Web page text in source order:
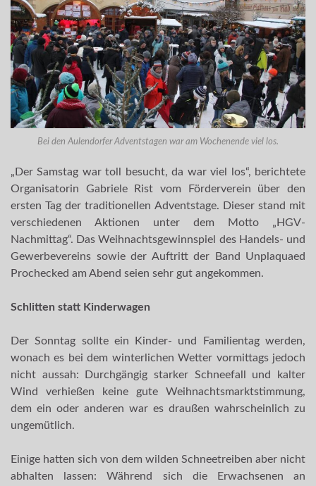
Bei den Aulendorfer Adventstagen war am Wochenende viel los.
„Der Samstag war toll besucht, da war viel los“, berichtete
Organisatorin Gabriele Rist vom Förderverein über den
ersten Tag der traditionellen Adventstage. Dieser stand mit
verschiedenen Aktionen unter dem Motto „HGV-
Nachmittag“. Das Weihnachtsgewinnspiel des Handels- und
Gewerbevereins sowie der Auftritt der Band Unplaquaed
Prochecked am Abend seien sehr gut angekommen.
Schlitten statt Kinderwagen
Der Sonntag sollte ein Kinder- und Familientag werden,
wonach es bei dem winterlichen Wetter vormittags jedoch
nicht aussah: Durchgängig starker Schneefall und kalter
Wind verhießen keine gute Weihnachtsmarktstimmung,
dem ein oder anderen war es draußen wahrscheinlich zu
ungemütlich.
Einige hatten sich von dem wilden Schneetreiben aber nicht
abhalten lassen: Während sich die Erwachsenen an